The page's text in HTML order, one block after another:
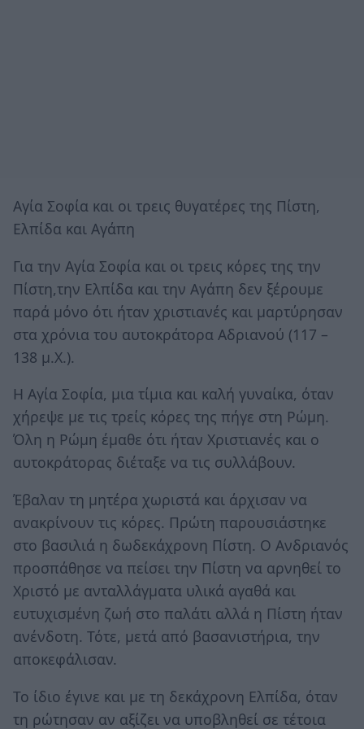
Αγία Σοφία και οι τρεις θυγατέρες της Πίστη,
Ελπίδα και Αγάπη
Για την Αγία Σοφία και οι τρεις κόρες της την
Πίστη,την Ελπίδα και την Αγάπη δεν ξέρουμε
παρά μόνο ότι ήταν χριστιανές και μαρτύρησαν
στα χρόνια του αυτοκράτορα Αδριανού (117 –
138 μ.Χ.).
Η Αγία Σοφία, μια τίμια και καλή γυναίκα, όταν
χήρεψε με τις τρείς κόρες της πήγε στη Ρώμη.
Όλη η Ρώμη έμαθε ότι ήταν Χριστιανές και ο
αυτοκράτορας διέταξε να τις συλλάβουν.
Έβαλαν τη μητέρα χωριστά και άρχισαν να
ανακρίνουν τις κόρες. Πρώτη παρουσιάστηκε
στο βασιλιά η δωδεκάχρονη Πίστη. Ο Ανδριανός
προσπάθησε να πείσει την Πίστη να αρνηθεί το
Χριστό με ανταλλάγματα υλικά αγαθά και
ευτυχισμένη ζωή στο παλάτι αλλά η Πίστη ήταν
ανένδοτη. Τότε, μετά από βασανιστήρια, την
αποκεφάλισαν.
Το ίδιο έγινε και με τη δεκάχρονη Ελπίδα, όταν
τη ρώτησαν αν αξίζει να υποβληθεί σε τέτοια